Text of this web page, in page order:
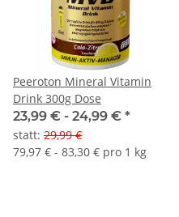
Peeroton Mineral Vitamin
Drink 300g Dose
23,99 € - 24,99 € *
statt: 29,99 €
79,97 € - 83,30 € pro 1 kg